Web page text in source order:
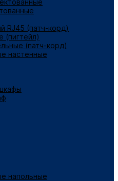
RJ45 (патч-корд)
(пигтейл)
(патч-корд)
настенные
напольные